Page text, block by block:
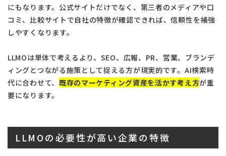
にもなります。公式サイトだけでなく、第三者のメディアや口
コミ、比較サイトで自社の特徴が確認できれば、信頼性を補強
しやすくなります。
LLMOは単体で考えるより、SEO、広報、PR、営業、ブランデ
ィングとつながる施策として捉える方が現実的です。AI検索時
代に合わせて、 既存のマーケティング資産を活かす考え方が重
要になります。
LLMOの必要性が高い企業の特徴